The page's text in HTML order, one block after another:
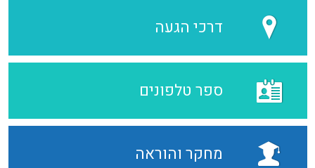
דרכי הגעה
ספר טלפונים
מחקר והוראה